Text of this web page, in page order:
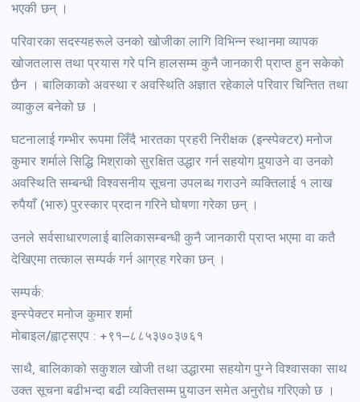
भएकी छन् ।
परिवारका सदस्यहरूले उनको खोजीका लागि विभिन्न स्थानमा व्यापक
खोजतलास तथा प्रयास गरे पनि हालसम्म कुनै जानकारी प्राप्त हुन सकेको
छैन । बालिकाको अवस्था र अवस्थिति अज्ञात रहेकाले परिवार चिन्तित तथा
व्याकुल बनेको छ ।
घटनालाई गम्भीर रूपमा लिँदै भारतका प्रहरी निरीक्षक (इन्स्पेक्टर) मनोज
कुमार शर्माले सिद्धि मिश्राको सुरक्षित उद्धार गर्न सहयोग पुर्‍याउने वा उनको
अवस्थिति सम्बन्धी विश्वसनीय सूचना उपलब्ध गराउने व्यक्तिलाई १ लाख
रुपैयाँ (भारु) पुरस्कार प्रदान गरिने घोषणा गरेका छन् ।
उनले सर्वसाधारणलाई बालिकासम्बन्धी कुनै जानकारी प्राप्त भएमा वा कतै
देखिएमा तत्काल सम्पर्क गर्न आग्रह गरेका छन् ।
सम्पर्क:
इन्स्पेक्टर मनोज कुमार शर्मा
मोबाइल/ह्वाट्सएप : +९१–८८५३७०३७६१
साथै, बालिकाको सकुशल खोजी तथा उद्धारमा सहयोग पुग्ने विश्वासका साथ
उक्त सूचना बढीभन्दा बढी व्यक्तिसम्म पुर्‍याउन समेत अनुरोध गरिएको छ ।